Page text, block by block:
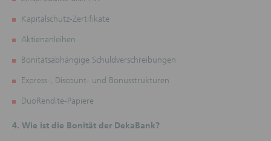
Kapitalschutz-Zertifikate
Aktienanleihen
Bonitätsabhängige Schuldverschreibungen
Express-, Discount- und Bonusstrukturen
DuoRendite-Papiere
4. Wie ist die Bonität der DekaBank?